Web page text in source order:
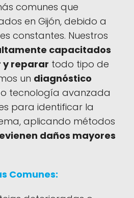
comunes que
en Gijón, debido a
constantes. Nuestros
capacitados
reparar todo tipo de
un diagnóstico
tecnología avanzada
para identificar la
aplicando métodos
daños mayores
Comunes: